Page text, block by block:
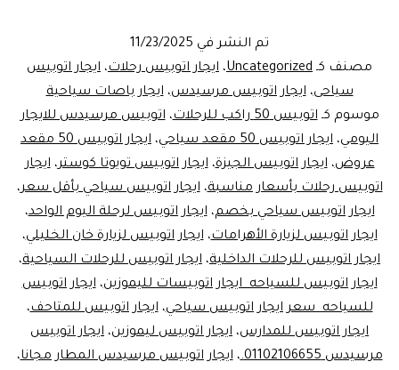
للسياحه
اكتشف
الأهرامات
بـ
مرسيدس
50
مقعد
من
ليموزين
مصر
تم النشر في 11/23/2025
مصنف كـ Uncategorized، ايجار اتوبيس رحلات، ايجار اتوبيس
سياحى،ايجار اتوبيس مرسيدس،ايجار باصات سياحية
موسوم كـاتوبيس 50 راكب للرحلات ،اتوبيس مرسيدس للايجار
اليومي، ايجار اتوبيس 50 مقعد سياحي ،
ايجار اتوبيس 50 مقعد
عروض،ايجار اتوبيس الجيزة،ايجار اتوبيس تويوتا كوستر،ايجار
اتوبيس رحلات بأسعار مناسبة،ايجار اتوبيس سياحي بأقل سعر،
ايجار اتوبيس سياحي بخصم،ايجار اتوبيس لرحلة اليوم الواحد،
ايجار اتوبيس لزيارة الأهرامات،ايجار اتوبيس لزيارة خان الخليلي،
ايجار اتوبيس للرحلات الداخلية، ايجار اتوبيس للرحلات السياحية،
ايجار اتوبيس للسياحه ايجار اتوبيسات لليموزين،ايجار اتوبيس
للسياحه سعر ايجار اتوبيس سياحي،ايجار اتوبيس للمتاحف،
ايجار اتوبيس للمدارس، ايجار اتوبيس ليموزين، ايجار اتوبيس
مرسيدس 01102106655.
،ايجار اتوبيس مرسيدس المطار مجانا،